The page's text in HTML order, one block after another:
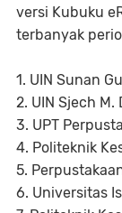
versi Kubuku
terbanyak
1. UIN Sunan
2. UIN Sjech
3. UPT
4. Politeknik
5.
6. Universitas